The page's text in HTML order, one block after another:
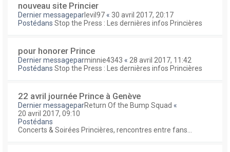
nouveau site Princier
Dernier messageparlevil97 « 30 avril 2017, 20:17
Postédans Stop the Press : Les dernières infos Princières
pour honorer Prince
Dernier messageparminnie4343 « 28 avril 2017, 11:42
Postédans Stop the Press : Les dernières infos Princières
22 avril journée Prince à Genève
Dernier messageparReturn Of the Bump Squad «
20 avril 2017, 09:10
Postédans
Concerts & Soirées Princières, rencontres entre fans...